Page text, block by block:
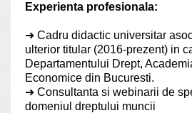
Experienta profesionala:
➜ Cadru didactic universitar
ulterior titular (2016-prezent) in
Departamentului Drept,
Economice din Bucuresti.
➜ Consultanta si webinarii de
domeniul dreptului muncii